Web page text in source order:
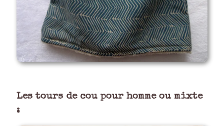
Les tours de cou pour homme ou mixte
: